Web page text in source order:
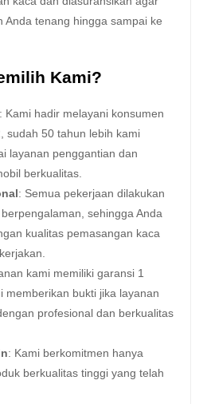
Anda tenang hingga sampai ke
Kami?
: Kami hadir melayani konsumen
sudah 50 tahun lebih kami
layanan penggantian dan
berkualitas.
: Semua pekerjaan dilakukan
sehingga Anda
kualitas pemasangan kaca
kami memiliki garansi 1
memberikan bukti jika layanan
profesional dan berkualitas
: Kami berkomitmen hanya
berkualitas tinggi yang telah